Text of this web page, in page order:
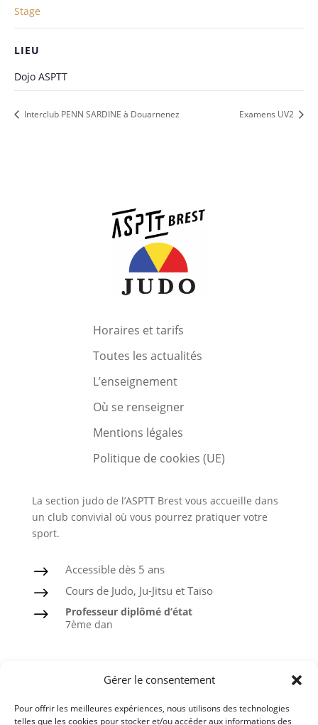
Gérer le consentement
Pour offrir les meilleures expériences, nous utilisons des technologies
telles que les cookies pour stocker et/ou accéder aux informations des
Stage
LIEU
Dojo ASPTT
Interclub PENN SARDINE à Douarnenez Examens UV2
Horaires et tarifs
Toutes les actualités
L’enseignement
Où se renseigner
Mentions légales
Politique de cookies (UE)
La section judo de l’ASPTT Brest vous accueille dans
un club convivial où vous pourrez pratiquer votre
sport.
$ Accessible dès 5 ans
$ Cours de Judo, Ju-Jitsu et Taïso
$
Professeur diplômé d’état
7ème dan
Taïso ou Gymnastique douce